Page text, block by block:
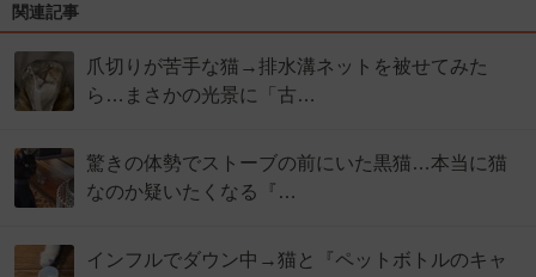
関連記事
爪切りが苦手な猫→排水溝ネットを被せてみた
ら…まさかの光景に「古…
驚きの体勢でストーブの前にいた黒猫…本当に猫
なのか疑いたくなる『…
インフルでダウン中→猫と『ペットボトルのキャ